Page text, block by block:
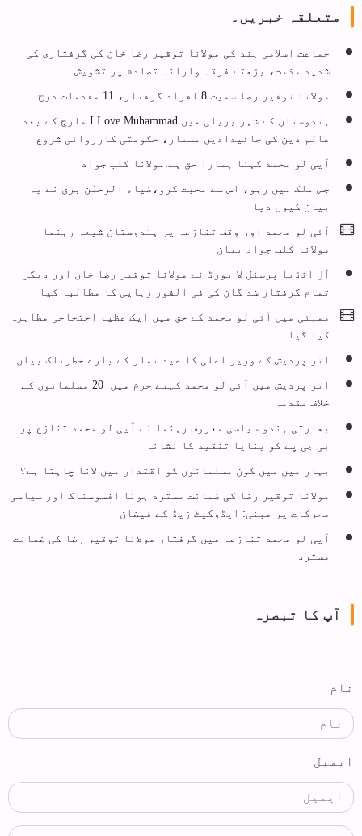
متعلقہ خبریں۔
جماعت اسلامی ہند کی مولانا توقیر رضا خان کی گرفتاری کی
شدید مذمت، بڑھتے فرقہ وارانہ تصادم پر تشویش
مولانا توقیر رضا سمیت 8 افراد گرفتار، 11 مقدمات درج
ہندوستان کے شہر بریلی میں I Love Muhammad مارچ کے بعد
عالم دین کی جائیدادیں مسمار، حکومتی کارروائی شروع
آیی لو محمد کہنا ہمارا حق ہے:مولانا کلب جواد
جس ملک میں رہو، اس سے محبت کرو،ضیاء الرحمٰن برق نے یہ
بیان کیوں دیا
آئی لو محمد اور وقف تنازعہ پر ہندوستان شیعہ رہنما
مولانا کلب جواد بیان
آل انڈیا پرسنل لا بورڈ نے مولانا توقیر رضا خان اور دیگر
تمام گرفتار شد گان کی فی الفور رہایی کا مطالبہ کیا
ممبئی میں آئی لو محمد کے حق میں ایک عظیم احتجاجی مظاہرہ
کیا گیا
​اتر پردیش کے وزیر اعلی کا عید نماز کے بارے خطرناک بیان
اتر پردیش میں آئی لو محمد کہنے جرم میں 20 مسلمانوں کے
خلاف مقدمہ
بھارتی ہندو سیاسی معروف رہنما نے آیی لو محمد تنازع پر
بی جی پے کو بنایا تنقید کا نشانہ
بہار میں میں کون مسلمانوں کو اقتدار میں لانا چاہتا ہے؟
مولانا توقیر رضا کی ضمانت مسترد ہونا افسوسناک اور سیاسی
محرکات پر مبنی: ایڈوکیٹ زیڈ کے فیضان
آیی لو محمد تنازعہ میں گرفتار مولانا توقیر رضا کی ضمانت
مسترد
آپ کا تبصرہ
نام
ایمیل